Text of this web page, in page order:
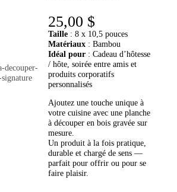
25,00 $
Taille : 8 x 10,5 pouces
Matériaux : Bambou
Idéal pour : Cadeau d’hôtesse
/ hôte, soirée entre amis et
produits corporatifs
personnalisés
Ajoutez une touche unique à
votre cuisine avec une planche
à découper en bois gravée sur
mesure.
Un produit à la fois pratique,
durable et chargé de sens —
parfait pour offrir ou pour se
faire plaisir.